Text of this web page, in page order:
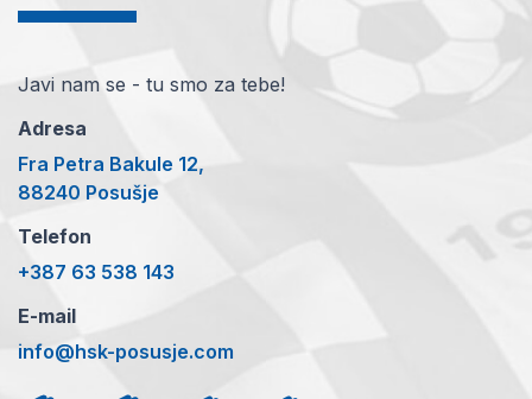
Javi nam se - tu smo za tebe!
Adresa
Fra Petra Bakule 12,
88240 Posušje
Telefon
+387 63 538 143
E-mail
info@hsk-posusje.com